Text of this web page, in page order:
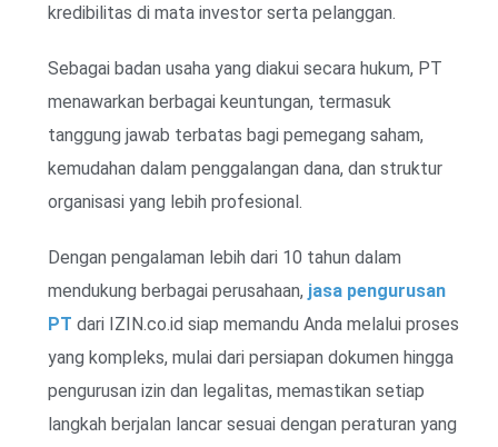
kredibilitas di mata investor serta pelanggan.
Sebagai badan usaha yang diakui secara hukum, PT
menawarkan berbagai keuntungan, termasuk
tanggung jawab terbatas bagi pemegang saham,
kemudahan dalam penggalangan dana, dan struktur
organisasi yang lebih profesional.
Dengan pengalaman lebih dari 10 tahun dalam
mendukung berbagai perusahaan, jasa pengurusan
PT dari IZIN.co.id siap memandu Anda melalui proses
yang kompleks, mulai dari persiapan dokumen hingga
pengurusan izin dan legalitas, memastikan setiap
langkah berjalan lancar sesuai dengan peraturan yang